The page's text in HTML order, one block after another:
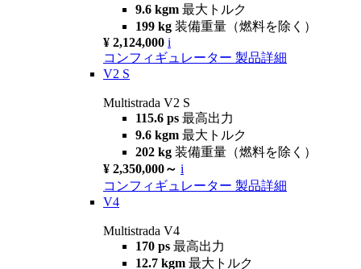
9.6 kgm 最大トルク
199 kg 装備重量（燃料を除く）
¥ 2,124,000 i
コンフィギュレーター 製品詳細
V2 S
Multistrada V2 S
115.6 ps 最高出力
9.6 kgm 最大トルク
202 kg 装備重量（燃料を除く）
¥ 2,350,000～ i
コンフィギュレーター 製品詳細
V4
Multistrada V4
170 ps 最高出力
12.7 kgm 最大トルク